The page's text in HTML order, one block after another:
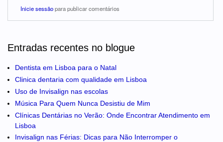
Inicie sessãopara publicar comentários
Entradas recentes no blogue
Dentista em Lisboa para o Natal
Clinica dentaria com qualidade em Lisboa
Uso de Invisalign nas escolas
Música Para Quem Nunca Desistiu de Mim
Clínicas Dentárias no Verão: Onde Encontrar Atendimento em
Lisboa
Invisalign nas Férias: Dicas para Não Interromper o